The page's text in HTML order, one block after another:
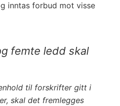
inntas forbud mot visse
femte ledd skal
til forskrifter gitt i
skal det fremlegges